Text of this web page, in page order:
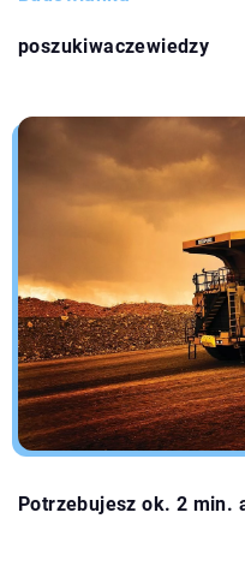
poszukiwaczewiedzy
Potrzebujesz ok. 2 min.